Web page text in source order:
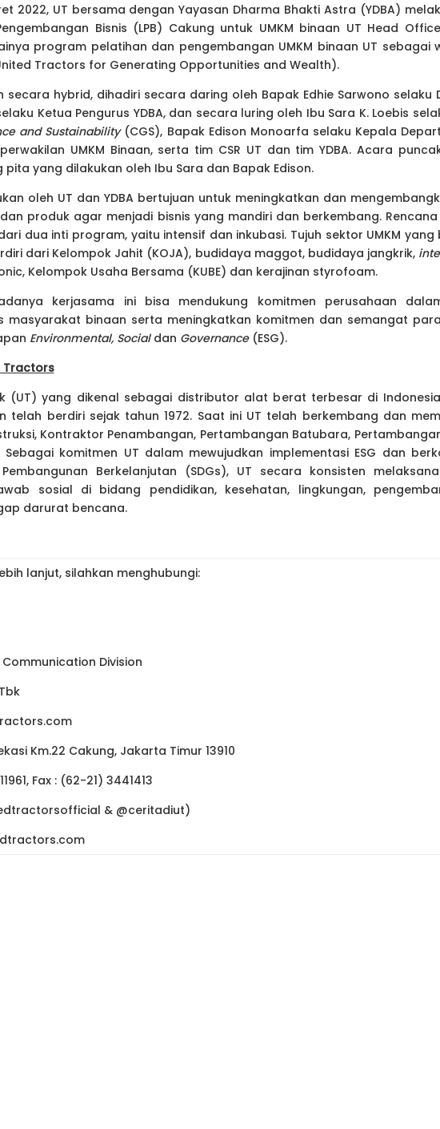
2022, UT bersama dengan Yayasan Dharma Bhakti Astra (YDBA)
Bisnis (LPB) Cakung untuk UMKM binaan UT Head
program pelatihan dan pengembangan UMKM binaan UT sebagai
Tractors for Generating Opportunities and Wealth).
secara hybrid, dihadiri secara daring oleh Bapak Edhie Sarwono selaku
Ketua Pengurus YDBA, dan secara luring oleh Ibu Sara K. Loebis
and Sustainability (CGS), Bapak Edison Monoarfa selaku Kepala
perwakilan UMKM Binaan, serta tim CSR UT dan tim YDBA. Acara
yang dilakukan oleh Ibu Sara dan Bapak Edison.
oleh UT dan YDBA bertujuan untuk meningkatkan dan
dan produk agar menjadi bisnis yang mandiri dan berkembang.
dua inti program, yaitu intensif dan inkubasi. Tujuh sektor UMKM
dari Kelompok Jahit (KOJA), budidaya maggot, budidaya jangkrik,
Kelompok Usaha Bersama (KUBE) dan kerajinan styrofoam.
kerjasama ini bisa mendukung komitmen perusahaan
masyarakat binaan serta meningkatkan komitmen dan semangat para
Environmental, Social dan Governance (ESG).
Tractors
(UT) yang dikenal sebagai distributor alat berat terbesar di
telah berdiri sejak tahun 1972. Saat ini UT telah berkembang dan
Kontraktor Penambangan, Pertambangan Batubara,
Sebagai komitmen UT dalam mewujudkan implementasi ESG dan
Berkelanjutan (SDGs), UT secara konsisten
sosial di bidang pendidikan, kesehatan, lingkungan,
darurat bencana.
lanjut, silahkan menghubungi:
Division
Km.22 Cakung, Jakarta Timur 13910
Fax : (62-21) 3441413
& @ceritadiut)